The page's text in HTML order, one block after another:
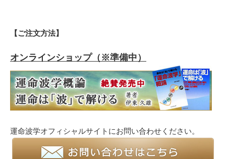
【ご注文方法】
オンラインショップ（※準備中）
運命波学オフィシャルサイトにお問い合わせください。